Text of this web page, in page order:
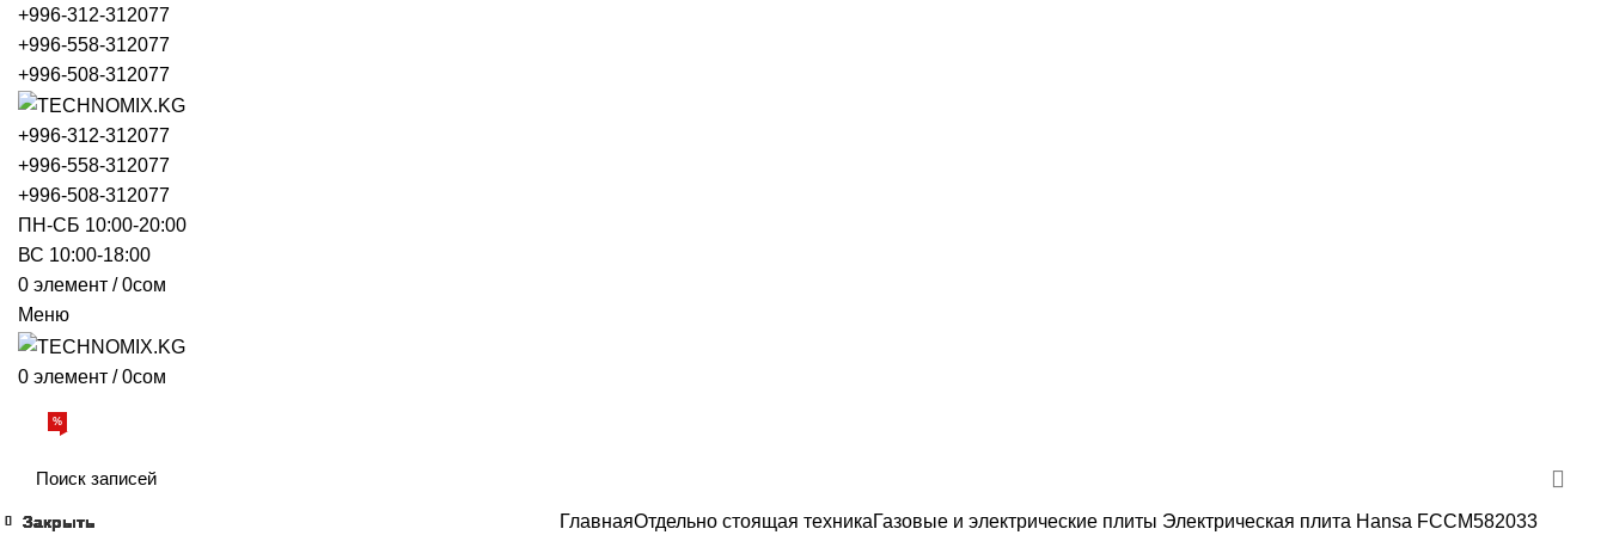
+996-312-312077
+996-558-312077
+996-508-312077
+996-312-312077
+996-558-312077
+996-508-312077
ПН-СБ 10:00-20:00
ВС 10:00-18:00
0 элемент / 0сом
Меню
0 элемент / 0сом
АКЦИИ
%
ГлавнаяОтдельно стоящая техникаГазовые и электрические плиты Электрическая плита Hansa FCCM582033
Закрыть
Закрыть
Закрыть
Закрыть
Закрыть
Закрыть
Закрыть
Закрыть
Закрыть
Закрыть